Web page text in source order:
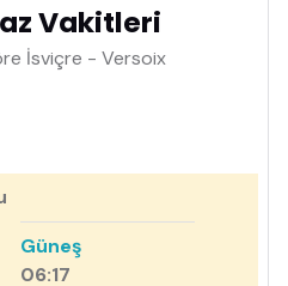
Vakitleri
İsviçre - Versoix
Güneş
06:17